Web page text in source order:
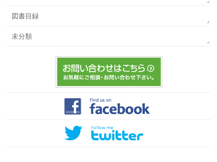
図書目録
未分類